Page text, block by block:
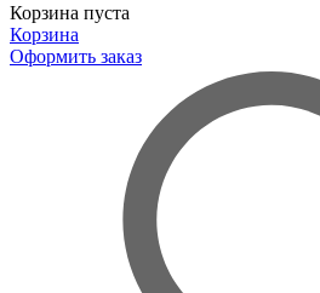
Корзина пуста
Корзина
Оформить заказ